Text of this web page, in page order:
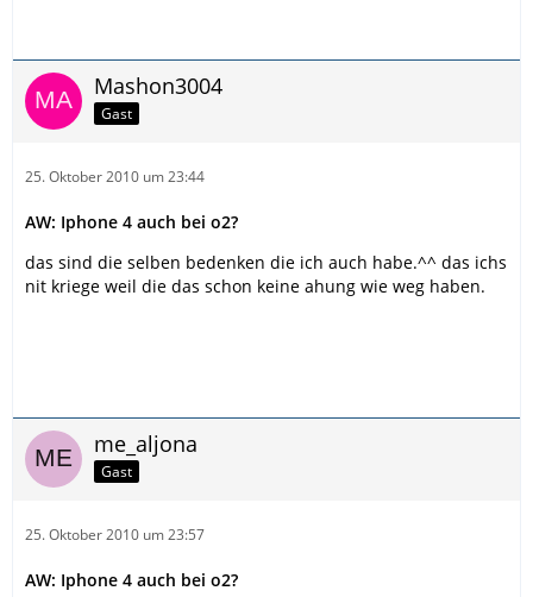
Mashon3004
Gast
25. Oktober 2010 um 23:44
AW: Iphone 4 auch bei o2?
das sind die selben bedenken die ich auch habe.^^ das ichs
nit kriege weil die das schon keine ahung wie weg haben.
me_aljona
Gast
25. Oktober 2010 um 23:57
AW: Iphone 4 auch bei o2?